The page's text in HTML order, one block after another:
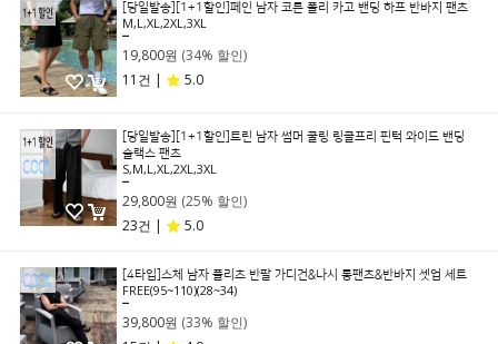
[당일발송][1+1할인]페인 남자 코튼 폴리 카고 밴딩 하프 반바지 팬츠
M,L,XL,2XL,3XL
19,800원 (34% 할인)
11건 |
5.0
[당일발송][1+1할인]트린 남자 썸머 쿨링 링클프리 핀턱 와이드 밴딩
슬랙스 팬츠
S,M,L,XL,2XL,3XL
29,800원 (25% 할인)
23건 |
5.0
[4타입]스체 남자 플리츠 반팔 가디건&나시 롱팬츠&반바지 셋업 세트
FREE(95~110)(28~34)
39,800원 (33% 할인)